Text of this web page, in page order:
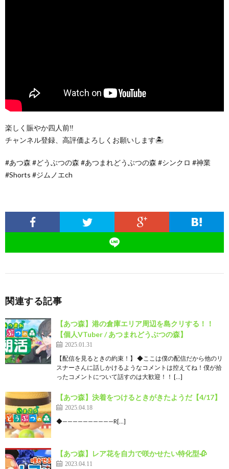
楽しく賑やか四人前‼️
チャンネル登録、高評価よろしくお願いします🏝️
#あつ森 #どうぶつの森 #あつまれどうぶつの森 #シンクロ #神業
#Shorts #ジムノエch
関連する記事
【あつ森】港の倉庫エリア周辺を島クリする！！
【個人VTuber / あつまれどうぶつの森】
2025.01.31
【配信を見るときの約束！】 ◆ここは僕の配信だから他のリ
スナーさんに話しかけるようなコメントは控えてね！僕が拾
ったコメントについて話すのは大歓迎！！ […]
【あつ森】決着をつけるときがきたようだ【4/17】
2025.04.18
◆——————————R[…]
【あつ森】レア花を自力で咲かせたい特化型🥀
2023.04.11